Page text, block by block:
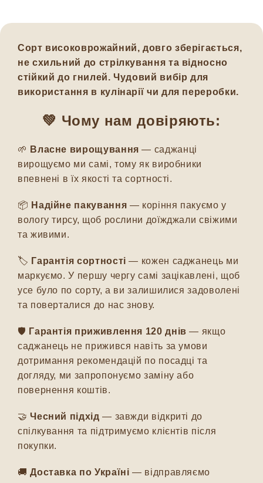
Сорт високоврожайний, довго зберігається,
не схильний до стрілкування та відносно
стійкий до гнилей. Чудовий вибір для
використання в кулінарії чи для переробки.
💚 Чому нам довіряють:
🌱 Власне вирощування — саджанці
вирощуємо ми самі, тому як виробники
впевнені в їх якості та сортності.
📦 Надійне пакування — коріння пакуємо у
вологу тирсу, щоб рослини доїжджали свіжими
та живими.
🏷️ Гарантія сортності — кожен саджанець ми
маркуємо. У першу чергу самі зацікавлені, щоб
усе було по сорту, а ви залишилися задоволені
та поверталися до нас знову.
🛡️ Гарантія приживлення 120 днів — якщо
саджанець не прижився навіть за умови
дотримання рекомендацій по посадці та
догляду, ми запропонуємо заміну або
повернення коштів.
🤝Чесний підхід — завжди відкриті до
спілкування та підтримуємо клієнтів після
покупки.
🚚Доставка по Україні — відправляємо